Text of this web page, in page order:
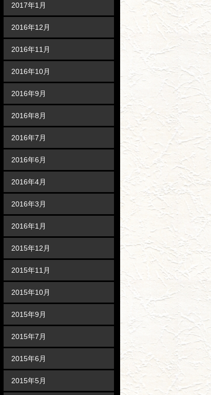
2017年1月
2016年12月
2016年11月
2016年10月
2016年9月
2016年8月
2016年7月
2016年6月
2016年4月
2016年3月
2016年1月
2015年12月
2015年11月
2015年10月
2015年9月
2015年7月
2015年6月
2015年5月